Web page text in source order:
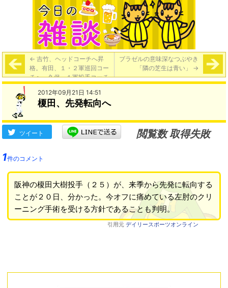
← 吉竹、ヘッドコーチへ昇
格。有田、１・２軍巡回コー
チへ。久保、１軍投手コーチ
候補に
ブラゼルの意味深なつぶやき
「隣の芝生は青い」 →
2012年09月21日 14:51
榎田、先発転向へ
ツイート
閲覧数 取得失敗
1件のコメント
阪神の榎田大樹投手（２５）が、来季から先発に転向する
ことが２０日、分かった。今オフに痛めている左肘のクリ
ーニング手術を受ける方針であることも判明。
引用元 デイリースポーツオンライン